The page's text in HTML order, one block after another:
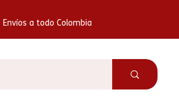
Envíos a todo Colombia